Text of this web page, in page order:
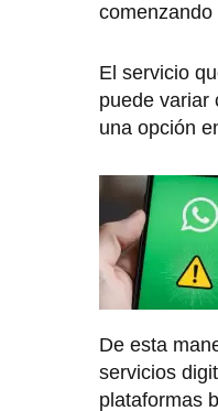
El servicio
puede variar
una opción
De esta
servicios
plataformas